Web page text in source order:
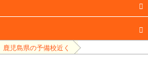
鹿児島県の予備校近く